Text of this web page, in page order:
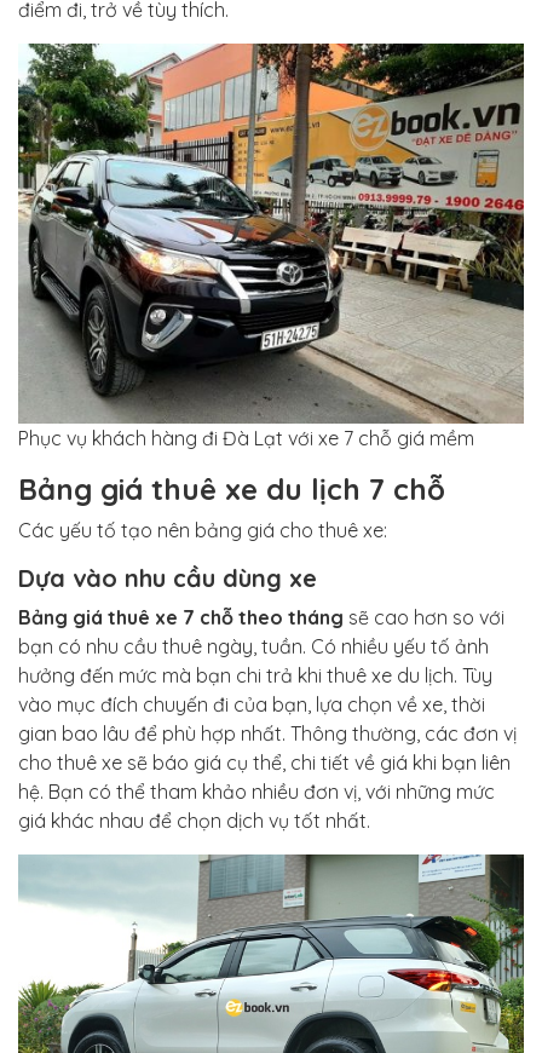
điểm đi, trở về tùy thích.
Phục vụ khách hàng đi Đà Lạt với xe 7 chỗ giá mềm
Bảng giá thuê xe du lịch 7 chỗ
Các yếu tố tạo nên bảng giá cho thuê xe:
Dựa vào nhu cầu dùng xe
Bảng giá thuê xe 7 chỗ theo tháng sẽ cao hơn so với
bạn có nhu cầu thuê ngày, tuần. Có nhiều yếu tố ảnh
hưởng đến mức mà bạn chi trả khi thuê xe du lịch. Tùy
vào mục đích chuyến đi của bạn, lựa chọn về xe, thời
gian bao lâu để phù hợp nhất. Thông thường, các đơn vị
cho thuê xe sẽ báo giá cụ thể, chi tiết về giá khi bạn liên
hệ. Bạn có thể tham khảo nhiều đơn vị, với những mức
giá khác nhau để chọn dịch vụ tốt nhất.